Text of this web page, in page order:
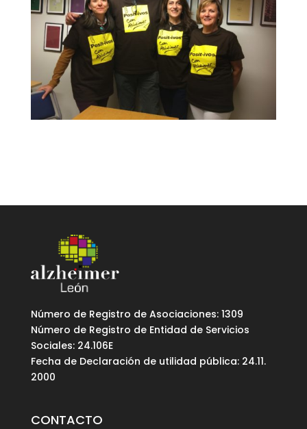
Número de Registro de Asociaciones: 1309
Número de Registro de Entidad de Servicios
Sociales: 24.106E
Fecha de Declaración de utilidad pública: 24.11.
2000
CONTACTO